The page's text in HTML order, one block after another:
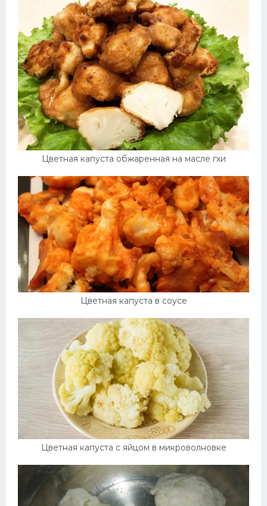
Цветная капуста обжаренная на масле гхи
Цветная капуста в соусе
Цветная капуста с яйцом в микроволновке